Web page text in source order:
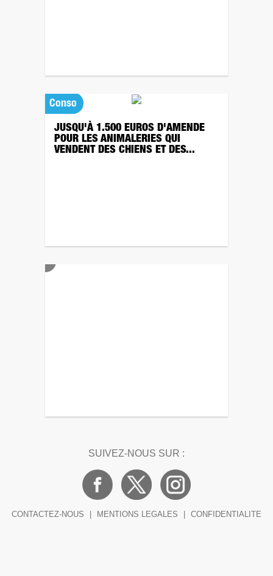
Conso
JUSQU'À 1.500 EUROS D'AMENDE
POUR LES ANIMALERIES QUI
VENDENT DES CHIENS ET DES...
SUIVEZ-NOUS SUR :
CONTACTEZ-NOUS MENTIONS LEGALES CONFIDENTIALITE